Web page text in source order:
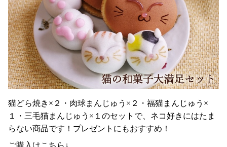
猫どら焼き×２・肉球まんじゅう×２・福猫まんじゅう×
１・三毛猫まんじゅう×１のセットで、ネコ好きにはたま
らない商品です！プレゼントにもおすすめ！
ご購入はこちら↓